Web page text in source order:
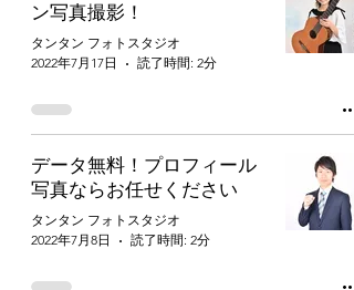
ン写真撮影！
タンタン フォトスタジオ
2022年7月17日
読了時間: 2分
データ無料！プロフィール
写真ならお任せください
タンタン フォトスタジオ
2022年7月8日
読了時間: 2分